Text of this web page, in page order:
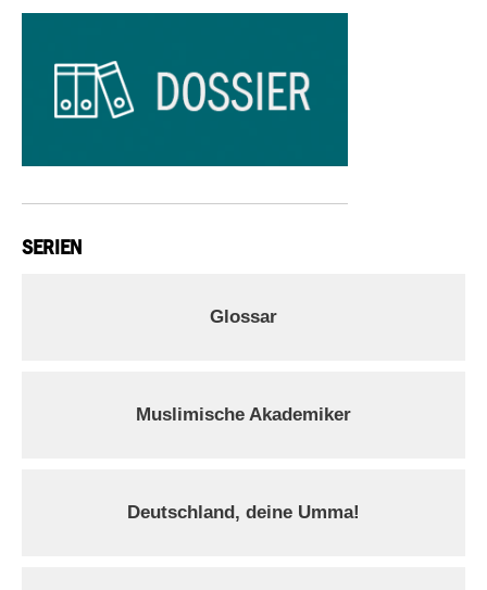
SERIEN
Glossar
Muslimische Akademiker
Deutschland, deine Umma!